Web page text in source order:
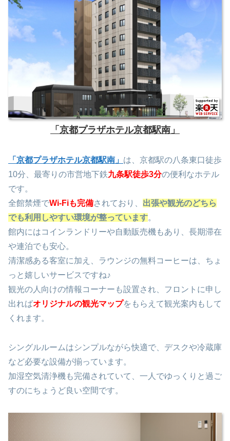
「京都プラザホテル京都駅南」
「京都プラザホテル京都駅南」 は、京都駅の八条東口徒歩
10分、最寄りの市営地下鉄九条駅徒歩3分の便利なホテル
です。
全館禁煙でWi-Fiも完備されており、 出張や観光のどちら
でも利用しやすい環境が整っています。
館内にはコインランドリーや自動販売機もあり、長期滞在
や連泊でも安心。
清潔感ある客室に加え、ラウンジの無料コーヒーは、ちょ
っと嬉しいサービスですね♪
観光の人向けの情報コーナーも設置され、フロントに申し
出ればオリジナルの観光マップをもらえて観光案内もして
くれます。
シングルルームはシンプルながら快適で、デスクや冷蔵庫
など必要な設備が揃っています。
加湿空気清浄機も完備されていて、一人でゆっくりと過ご
すのにちょうど良い空間です。